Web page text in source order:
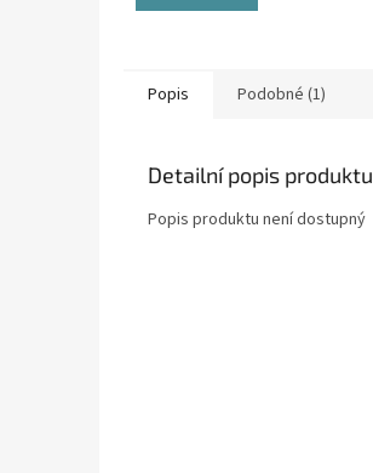
Popis Podobné (1)
Detailní popis produktu
Popis produktu není dostupný